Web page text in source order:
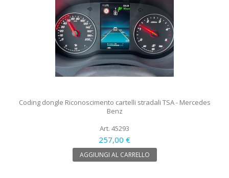
Coding dongle Riconoscimento cartelli stradali TSA - Mercedes
Benz
Art. 45293
257,00 €
AGGIUNGI AL CARRELLO